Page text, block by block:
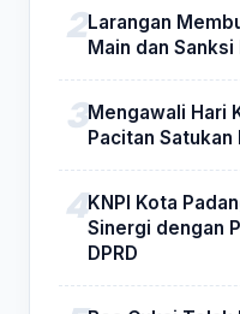
Larangan
Main dan
Mengawali Hari
Pacitan
KNPI Kota
Sinergi dengan
DPRD